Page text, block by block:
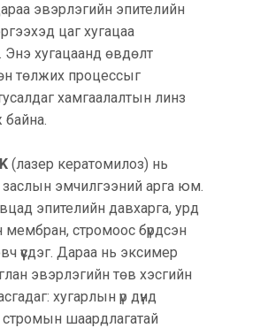
эвэрлэгийн эпителийн
цаг хугацаа
Энэ хугацаанд өвдөлт
төлжих процессыг
хамгаалалтын линз
байна.
(лазер кератомилоз) нь
эмчилгээний арга юм.
эпителийн давхарга, урд
стромоос бүрдсэн
үүсдэг. Дараа нь эксимер
эвэрлэгийн төв хэсгийн
хугарлын үр дүнд
стромын шаардлагатай